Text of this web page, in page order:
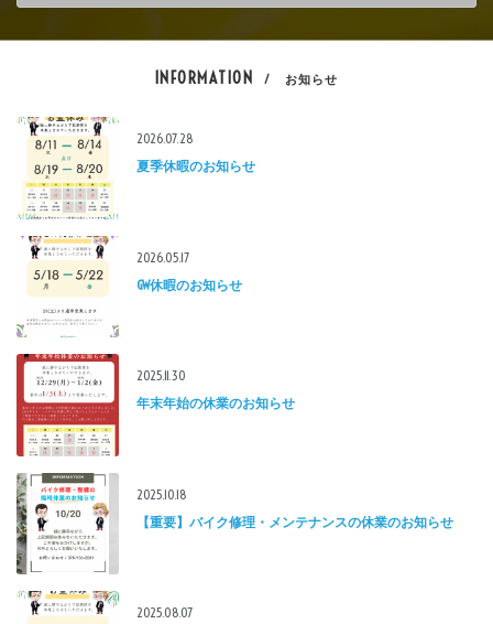
INFORMATION / お知らせ
2026.07.28
夏季休暇のお知らせ
2026.05.17
GW休暇のお知らせ
2025.11.30
年末年始の休業のお知らせ
2025.10.18
【重要】バイク修理・メンテナンスの休業のお知らせ
2025.08.07